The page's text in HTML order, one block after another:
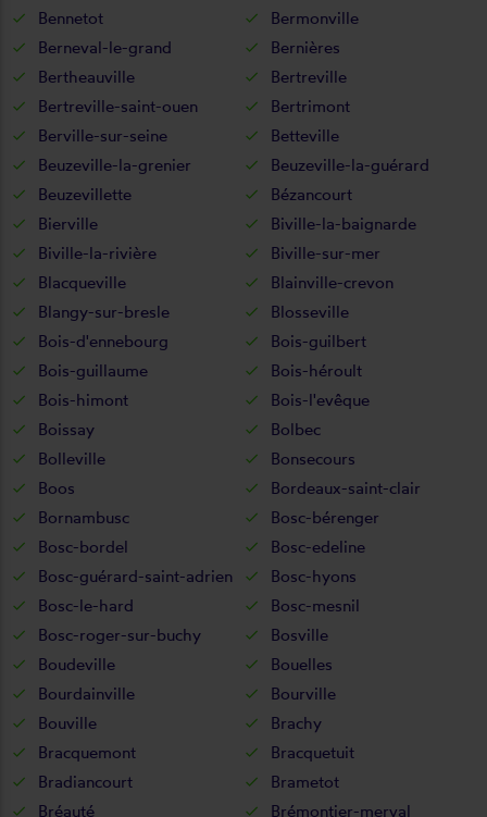
Bennetot
Bermonville
Berneval-le-grand
Bernières
Bertheauville
Bertreville
Bertreville-saint-ouen
Bertrimont
Berville-sur-seine
Betteville
Beuzeville-la-grenier
Beuzeville-la-guérard
Beuzevillette
Bézancourt
Bierville
Biville-la-baignarde
Biville-la-rivière
Biville-sur-mer
Blacqueville
Blainville-crevon
Blangy-sur-bresle
Blosseville
Bois-d'ennebourg
Bois-guilbert
Bois-guillaume
Bois-héroult
Bois-himont
Bois-l'evêque
Boissay
Bolbec
Bolleville
Bonsecours
Boos
Bordeaux-saint-clair
Bornambusc
Bosc-bérenger
Bosc-bordel
Bosc-edeline
Bosc-guérard-saint-adrien
Bosc-hyons
Bosc-le-hard
Bosc-mesnil
Bosc-roger-sur-buchy
Bosville
Boudeville
Bouelles
Bourdainville
Bourville
Bouville
Brachy
Bracquemont
Bracquetuit
Bradiancourt
Brametot
Bréauté
Brémontier-merval